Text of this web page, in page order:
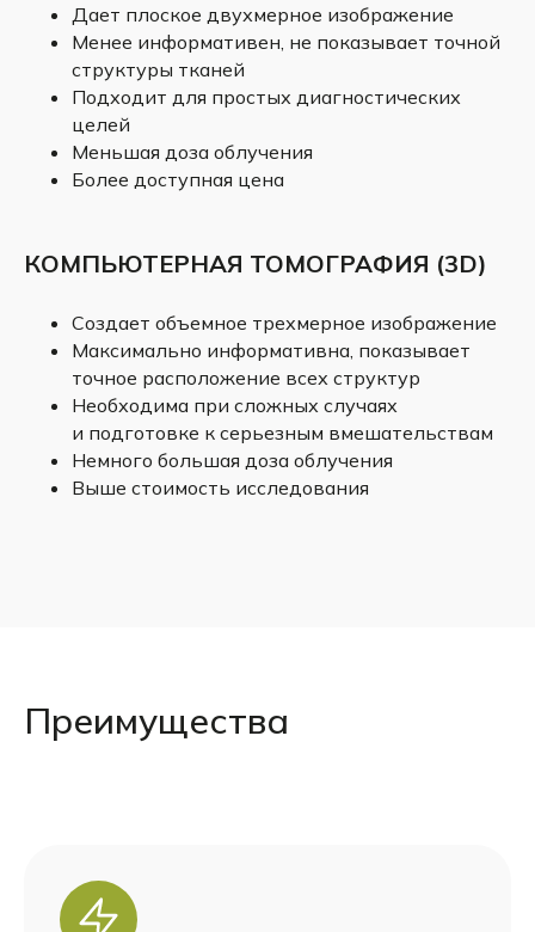
Дает плоское двухмерное изображение
Менее информативен, не показывает точной
структуры тканей
Подходит для простых диагностических
целей
Меньшая доза облучения
Более доступная цена
КОМПЬЮТЕРНАЯ ТОМОГРАФИЯ (3D)
Создает объемное трехмерное изображение
Максимально информативна, показывает
точное расположение всех структур
Необходима при сложных случаях
и подготовке к серьезным вмешательствам
Немного большая доза облучения
Выше стоимость исследования
Преимущества